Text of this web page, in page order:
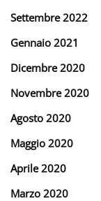
Settembre 2022
Gennaio 2021
Dicembre 2020
Novembre 2020
Agosto 2020
Maggio 2020
Aprile 2020
Marzo 2020